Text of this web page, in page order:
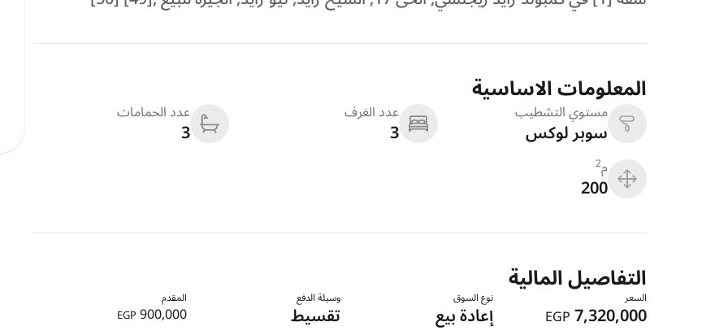
المعلومات الاساسية
مستوي التشطيب
سوبر لوكس
عدد الغرف
3
عدد الحمامات
3
م2
200
التفاصيل المالية
السعر
7,320,000
EGP
نوع السوق
إعادة بيع
وسيلة الدفع
تقسيط
المقدم
900,000
EGP